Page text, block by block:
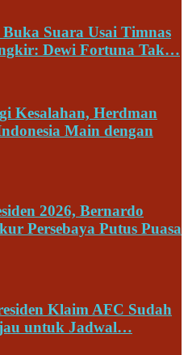
Suara Usai Timnas
Dewi Fortuna Tak…
Kesalahan, Herdman
Main dengan
2026, Bernardo
Persebaya Putus Puasa
Klaim AFC Sudah
untuk Jadwal…